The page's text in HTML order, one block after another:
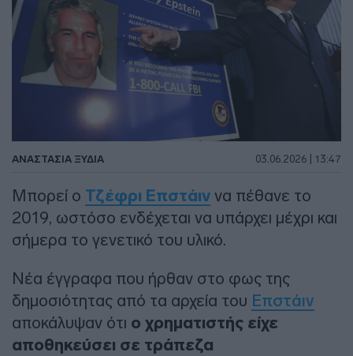
ΑΝΑΣΤΑΣΊΑ ΞΥΔΙΆ 03.06.2026 | 13:47
Μπορεί ο Τζέφρι Επστάιν να πέθανε το
2019, ωστόσο ενδέχεται να υπάρχει μέχρι και
σήμερα το γενετικό του υλικό.
Νέα έγγραφα που ήρθαν στο φως της
δημοσιότητας από τα αρχεία του Επστάιν
αποκάλυψαν ότι ο χρηματιστής είχε
αποθηκεύσει σε τράπεζα